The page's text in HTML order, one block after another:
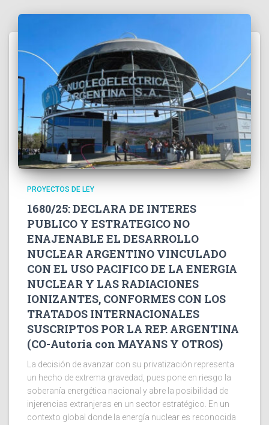
PROYECTOS DE LEY
1680/25: DECLARA DE INTERES
PUBLICO Y ESTRATEGICO NO
ENAJENABLE EL DESARROLLO
NUCLEAR ARGENTINO VINCULADO
CON EL USO PACIFICO DE LA ENERGIA
NUCLEAR Y LAS RADIACIONES
IONIZANTES, CONFORMES CON LOS
TRATADOS INTERNACIONALES
SUSCRIPTOS POR LA REP. ARGENTINA
(CO-Autoria con MAYANS Y OTROS)
La decisión de avanzar con su privatización representa
un hecho de extrema gravedad, pues pone en riesgo la
soberanía energética nacional y abre la posibilidad de
injerencias extranjeras en un sector estratégico. En un
contexto global donde la energía nuclear es reconocida